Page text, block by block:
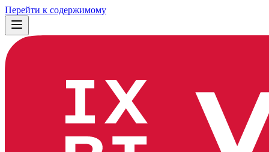
Перейти к содержимому